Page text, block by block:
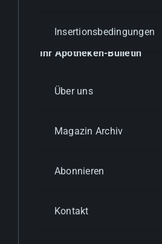
Insertionsbedingungen
Ihr Apotheken-Bulletin
Über uns
Magazin Archiv
Abonnieren
Kontakt